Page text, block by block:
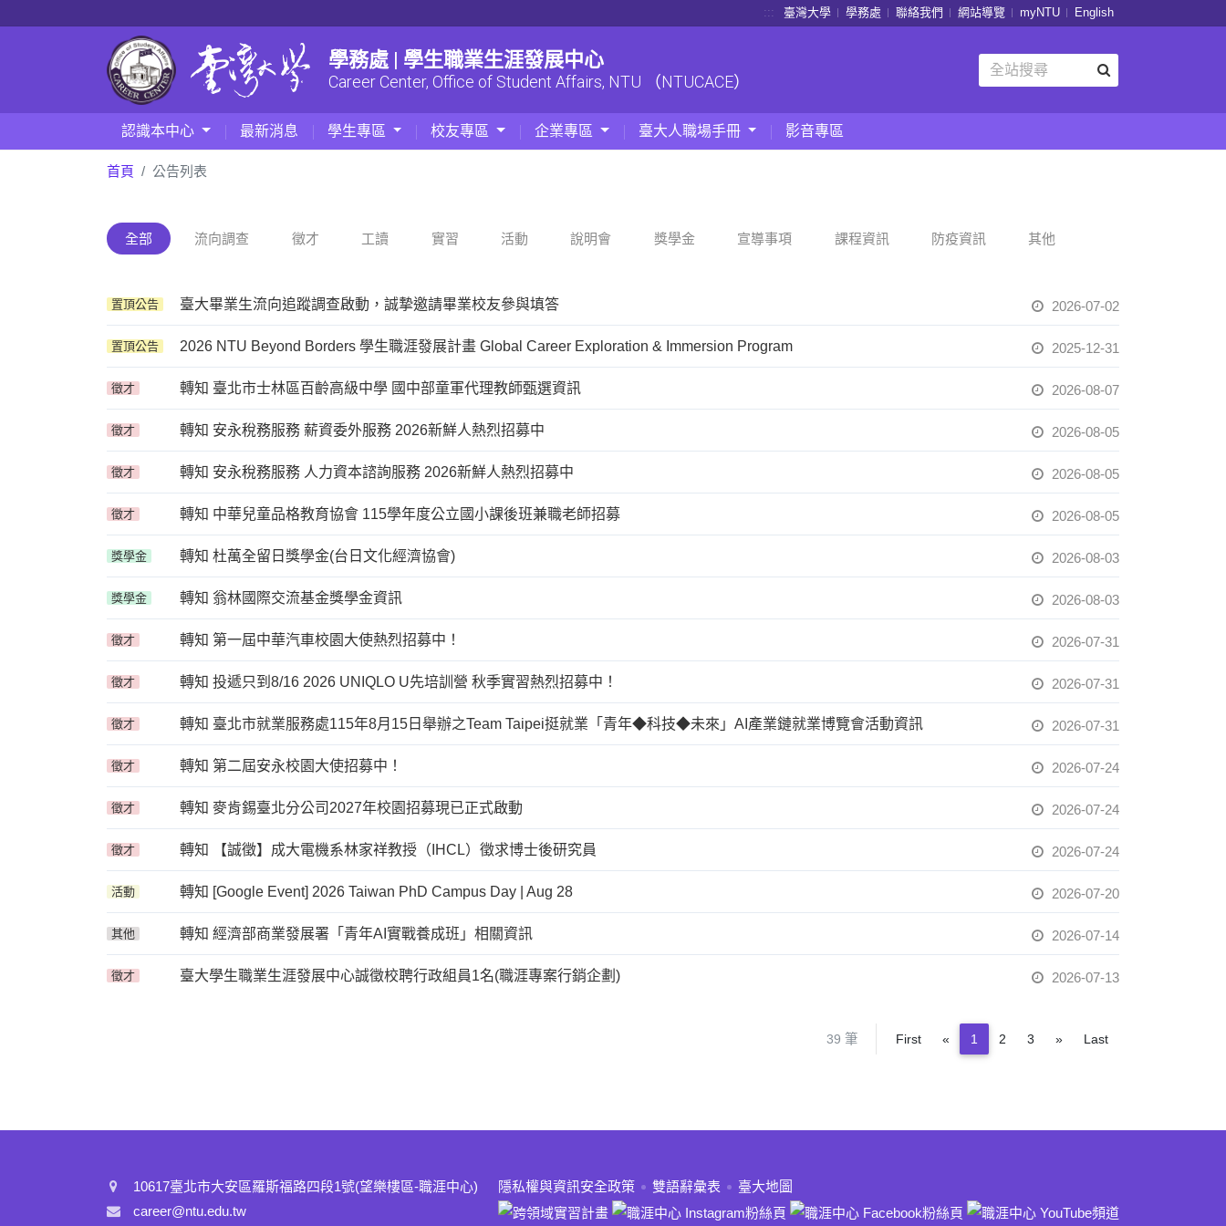
::: 臺灣大學 學務處 聯絡我們 網站導覽 myNTU English
學務處 | 學生職業生涯發展中心
Career Center, Office of Student Affairs, NTU （NTUCACE）
認識本中心 最新消息 學生專區 校友專區 企業專區 臺大人職場手冊 影音專區
首頁 公告列表
全部 流向調查 徵才 工讀 實習 活動 說明會 獎學金 宣導事項 課程資訊 防疫資訊 其他
置頂公告 臺大畢業生流向追蹤調查啟動，誠摯邀請畢業校友參與填答 2026-07-02
置頂公告 2026 NTU Beyond Borders 學生職涯發展計畫 Global Career Exploration & Immersion Program 2025-12-31
徵才 轉知 臺北市士林區百齡高級中學 國中部童軍代理教師甄選資訊 2026-08-07
徵才 轉知 安永稅務服務 薪資委外服務 2026新鮮人熱烈招募中 2026-08-05
徵才 轉知 安永稅務服務 人力資本諮詢服務 2026新鮮人熱烈招募中 2026-08-05
徵才 轉知 中華兒童品格教育協會 115學年度公立國小課後班兼職老師招募 2026-08-05
獎學金 轉知 杜萬全留日獎學金(台日文化經濟協會) 2026-08-03
獎學金 轉知 翁林國際交流基金獎學金資訊 2026-08-03
徵才 轉知 第一屆中華汽車校園大使熱烈招募中！ 2026-07-31
徵才 轉知 投遞只到8/16 2026 UNIQLO U先培訓營 秋季實習熱烈招募中！ 2026-07-31
徵才 轉知 臺北市就業服務處115年8月15日舉辦之Team Taipei挺就業「青年◆科技◆未來」AI產業鏈就業博覽會活動資訊 2026-07-31
徵才 轉知 第二屆安永校園大使招募中！ 2026-07-24
徵才 轉知 麥肯錫臺北分公司2027年校園招募現已正式啟動 2026-07-24
徵才 轉知 【誠徵】成大電機系林家祥教授（IHCL）徵求博士後研究員 2026-07-24
活動 轉知 [Google Event] 2026 Taiwan PhD Campus Day | Aug 28 2026-07-20
其他 轉知 經濟部商業發展署「青年AI實戰養成班」相關資訊 2026-07-14
徵才 臺大學生職業生涯發展中心誠徵校聘行政組員1名(職涯專案行銷企劃) 2026-07-13
39 筆 First « Previous
1 2 3 »NextLast
:::
隱私權與資訊安全政策 雙語辭彙表 臺大地圖
10617臺北市大安區羅斯福路四段1號(望樂樓區-職涯中心)
career@ntu.edu.tw